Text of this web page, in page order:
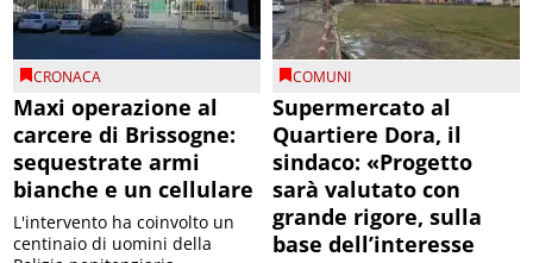
CRONACA
Maxi operazione al
carcere di Brissogne:
sequestrate armi
bianche e un cellulare
L'intervento ha coinvolto un
centinaio di uomini della
COMUNI
Supermercato al
Quartiere Dora, il
sindaco: «Progetto
sarà valutato con
grande rigore, sulla
base dell’interesse